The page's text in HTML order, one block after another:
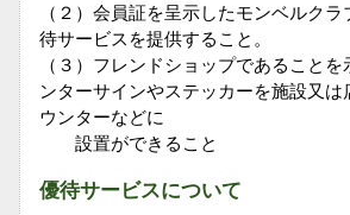
（２）会員証を呈示したモンベルク
待サービスを提供すること。
（３）フレンドショップであること
ンターサインやステッカーを施設又は
ウンターなどに
設置ができること
優待サービスについて